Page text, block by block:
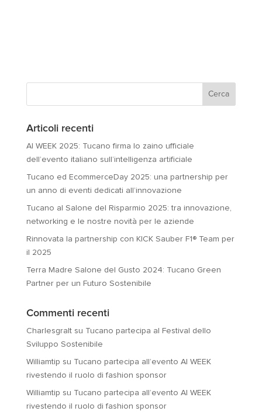
Articoli recenti
AI WEEK 2025: Tucano firma lo zaino ufficiale
dell’evento italiano sull’intelligenza artificiale
Tucano ed EcommerceDay 2025: una partnership per
un anno di eventi dedicati all’innovazione
Tucano al Salone del Risparmio 2025: tra innovazione,
networking e le nostre novità per le aziende
Rinnovata la partnership con KICK Sauber F1® Team per
il 2025
Terra Madre Salone del Gusto 2024: Tucano Green
Partner per un Futuro Sostenibile
Commenti recenti
Charlesgraltsu Tucano partecipa al Festival dello
Sviluppo Sostenibile
Williamtip su Tucano partecipa all’evento AI WEEK
rivestendo il ruolo di fashion sponsor
Williamtip su Tucano partecipa all’evento AI WEEK
rivestendo il ruolo di fashion sponsor